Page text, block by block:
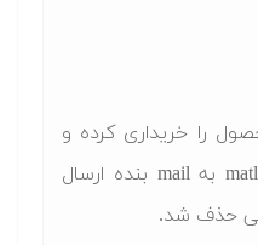
را خریداری کرده و
این محصول از جانب matlabsite به mail بنده ارسال
حذف شد.